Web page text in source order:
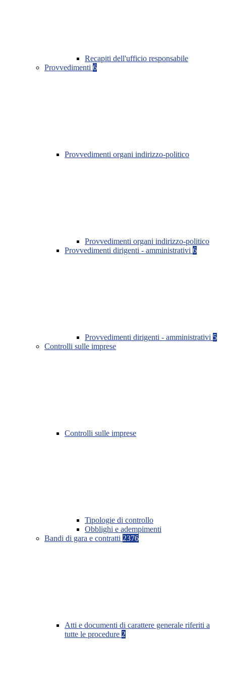
Recapiti dell'ufficio responsabile
Provvedimenti 6
Provvedimenti organi indirizzo-politico
Provvedimenti organi indirizzo-politico
Provvedimenti dirigenti - amministrativi 6
Provvedimenti dirigenti - amministrativi 5
Controlli sulle imprese
Controlli sulle imprese
Tipologie di controllo
Obblighi e adempimenti
Bandi di gara e contratti 2376
Atti e documenti di carattere generale riferiti a
tutte le procedure 2